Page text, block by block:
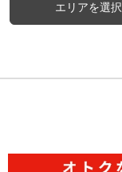
エリアを選択